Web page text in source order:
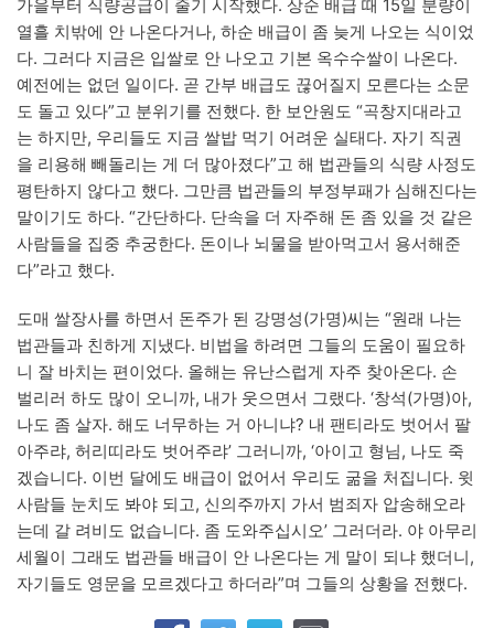
가을부터 식량공급이 줄기 시작했다. 상순 배급 때 15일 분량이
열흘 치밖에 안 나온다거나, 하순 배급이 좀 늦게 나오는 식이었
다. 그러다 지금은 입쌀로 안 나오고 기본 옥수수쌀이 나온다.
예전에는 없던 일이다. 곧 간부 배급도 끊어질지 모른다는 소문
도 돌고 있다”고 분위기를 전했다. 한 보안원도 “곡창지대라고
는 하지만, 우리들도 지금 쌀밥 먹기 어려운 실태다. 자기 직권
을 리용해 빼돌리는 게 더 많아졌다”고 해 법관들의 식량 사정도
평탄하지 않다고 했다. 그만큼 법관들의 부정부패가 심해진다는
말이기도 하다. “간단하다. 단속을 더 자주해 돈 좀 있을 것 같은
사람들을 집중 추궁한다. 돈이나 뇌물을 받아먹고서 용서해준
다”라고 했다.
도매 쌀장사를 하면서 돈주가 된 강명성(가명)씨는 “원래 나는
법관들과 친하게 지냈다. 비법을 하려면 그들의 도움이 필요하
니 잘 바치는 편이었다. 올해는 유난스럽게 자주 찾아온다. 손
벌리러 하도 많이 오니까, 내가 웃으면서 그랬다. ‘창석(가명)아,
나도 좀 살자. 해도 너무하는 거 아니냐? 내 팬티라도 벗어서 팔
아주랴, 허리띠라도 벗어주랴’ 그러니까, ‘아이고 형님, 나도 죽
겠습니다. 이번 달에도 배급이 없어서 우리도 굶을 처집니다. 윗
사람들 눈치도 봐야 되고, 신의주까지 가서 범죄자 압송해오라
는데 갈 려비도 없습니다. 좀 도와주십시오’ 그러더라. 야 아무리
세월이 그래도 법관들 배급이 안 나온다는 게 말이 되냐 했더니,
자기들도 영문을 모르겠다고 하더라”며 그들의 상황을 전했다.